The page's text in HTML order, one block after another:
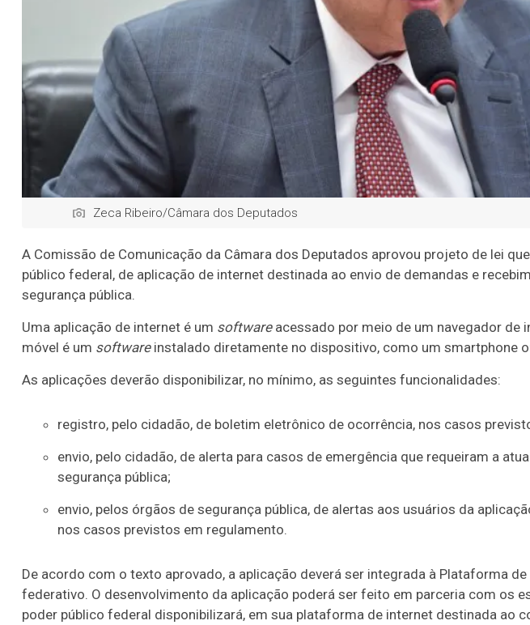
Zeca Ribeiro/Câmara dos Deputados
A Comissão de Comunicação da Câmara dos Deputados aprovou projeto de lei
público federal, de aplicação de internet destinada ao envio de demandas e
segurança pública.
Uma aplicação de internet é um softwareacessado por meio de um navegador de
móvel é um softwareinstalado diretamente no dispositivo, como um smartphone
As aplicações deverão disponibilizar, no mínimo, as seguintes funcionalidades:
registro, pelo cidadão, de boletim eletrônico de ocorrência, nos casos
envio, pelo cidadão, de alerta para casos de emergência que requeiram a
segurança pública;
envio, pelos órgãos de segurança pública, de alertas aos usuários da
nos casos previstos em regulamento.
De acordo com o texto aprovado, a aplicação deverá ser integrada à Plataforma
federativo. O desenvolvimento da aplicação poderá ser feito em parceria com os
poder público federal disponibilizará, em sua plataforma de internet destinada ao